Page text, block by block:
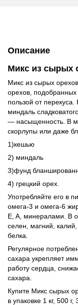
Описание
Микс из сырых
Микс из сырых
орехов,
пользой от
миндаль
— насыщенность. В
скорлупы или даже
1)кешью
2) миндаль
3)фунд
4) грецкий орех.
Употребляйте его в
омега-3 и омега-6
E, A, минералами. В
селен, магний,
белка.
Регулярное
сахара укрепляет
работу сердца,
сахара.
Купите Микс сырых
в упаковке 1 кг, 500